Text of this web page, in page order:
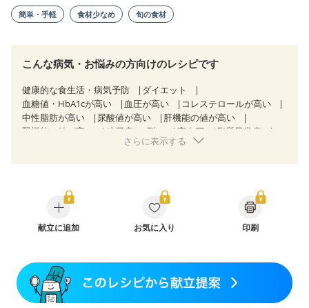
簡単・手軽 食材少なめ 旬の食材
こんな病気・お悩みの方向けのレシピです
健康的な食生活・病気予防
ダイエット
血糖値・HbA1cが高い
血圧が高い
コレステロールが高い
中性脂肪が高い
尿酸値が高い
肝機能の値が高い
腎機能の値が高い
糖尿病（2型） 高血圧
脂質異常症
狭心症 心筋梗塞
糖尿病性腎症（第１期）
糖尿病性腎症（第２期）
CKD（ステージ１）
CKD（ステージ２）
CKD（ステージ３a）
乳がん（抗がん剤治療中）
妊娠中(初期)
妊婦健診・血圧が気になる（初期）
妊婦健診・血糖値が気になる（初期）
さらに表示する
献立に追加 お気に入り 印刷